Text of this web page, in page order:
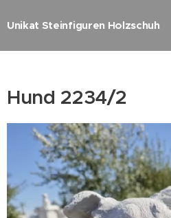
Unikat Steinfiguren Holzschuh
Hund 2234/2